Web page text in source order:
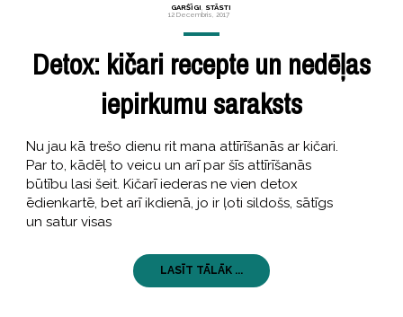
GARŠĪGI, STĀSTI
12 Decembris, 2017
Detox: kičari recepte un nedēļas
iepirkumu saraksts
Nu jau kā trešo dienu rit mana attīrīšanās ar kičari.
Par to, kādēļ to veicu un arī par šīs attīrīšanās
būtību lasi šeit. Kičarī iederas ne vien detox
ēdienkartē, bet arī ikdienā, jo ir ļoti sildošs, sātīgs
un satur visas
LASĪT TĀLĀK ...